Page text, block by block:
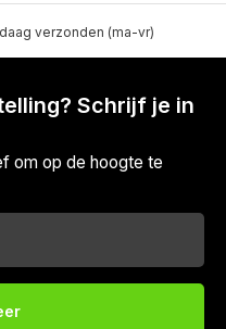
verzonden (ma-vr)
Schrijf je in
om op de hoogte te